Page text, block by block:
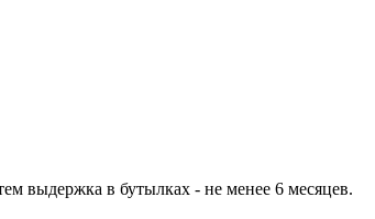
выдержка в бутылках - не менее 6 месяцев.